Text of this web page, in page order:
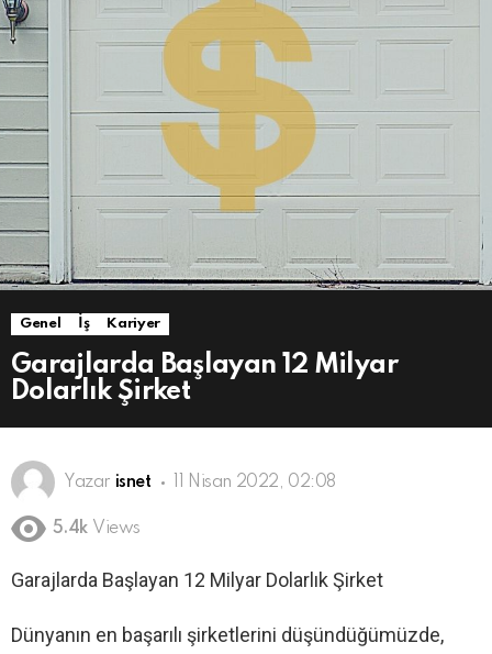
Genel İş Kariyer
Garajlarda Başlayan 12 Milyar
Dolarlık Şirket
Yazar isnet 11 Nisan 2022, 02:08
5.4k Views
Garajlarda Başlayan 12 Milyar Dolarlık Şirket
Dünyanın en başarılı şirketlerini düşündüğümüzde,